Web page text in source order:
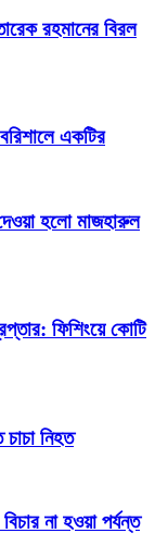
রহমানের বিরল
একটির
হলো মাজহারুল
ফিশিংয়ে কোটি
নিহত
না হওয়া পর্যন্ত